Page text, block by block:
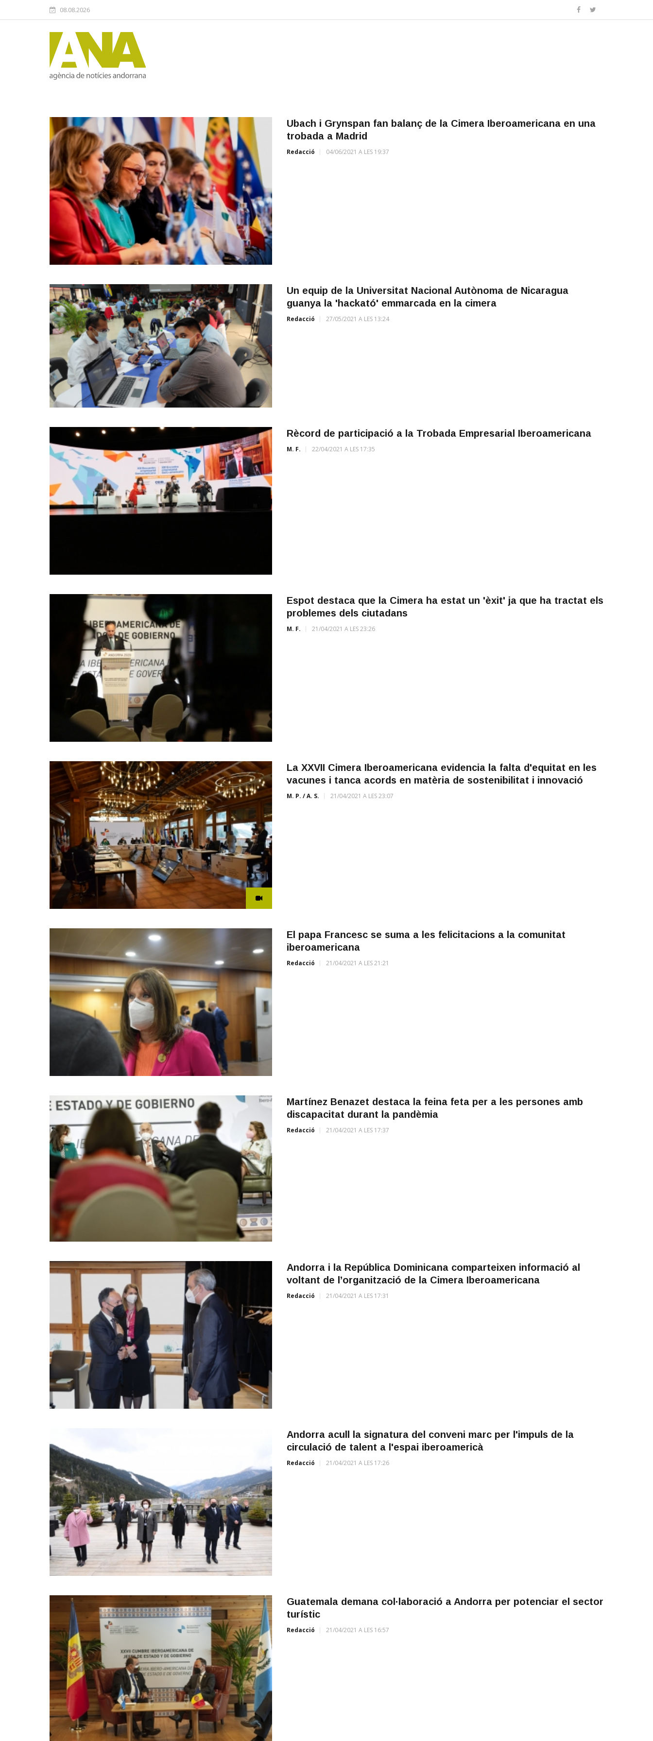
08.08.2026
Ubach i Grynspan fan balanç de la Cimera Iberoamericana en una
trobada a Madrid
Redacció 04/06/2021 A LES 19:37
Un equip de la Universitat Nacional Autònoma de Nicaragua
guanya la 'hackató' emmarcada en la cimera
Redacció 27/05/2021 A LES 13:24
Rècord de participació a la Trobada Empresarial Iberoamericana
M. F. 22/04/2021 A LES 17:35
Espot destaca que la Cimera ha estat un 'èxit' ja que ha tractat els
problemes dels ciutadans
M. F. 21/04/2021 A LES 23:26
La XXVII Cimera Iberoamericana evidencia la falta d'equitat en les
vacunes i tanca acords en matèria de sostenibilitat i innovació
M. P. / A. S. 21/04/2021 A LES 23:07
El papa Francesc se suma a les felicitacions a la comunitat
iberoamericana
Redacció 21/04/2021 A LES 21:21
Martínez Benazet destaca la feina feta per a les persones amb
discapacitat durant la pandèmia
Redacció 21/04/2021 A LES 17:37
Andorra i la República Dominicana comparteixen informació al
voltant de l’organització de la Cimera Iberoamericana
Redacció 21/04/2021 A LES 17:31
Andorra acull la signatura del conveni marc per l'impuls de la
circulació de talent a l'espai iberoamericà
Redacció 21/04/2021 A LES 17:26
Guatemala demana col·laboració a Andorra per potenciar el sector
turístic
Redacció 21/04/2021 A LES 16:57